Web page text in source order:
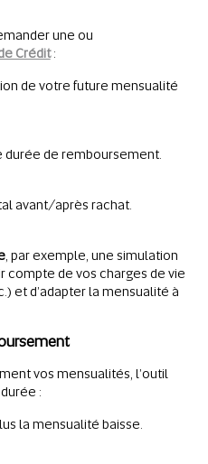
une ou
Crédit:
de votre future mensualité
durée de remboursement.
avant/après rachat.
, par exemple, une simulation
de vos charges de vie
et d’adapter la mensualité à
vos mensualités, l’outil
:
la mensualité baisse.